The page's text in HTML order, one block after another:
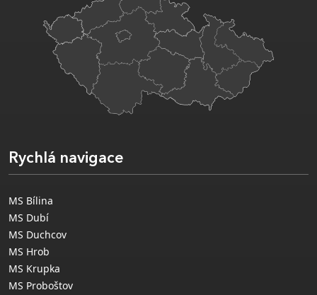
Rychlá navigace
MS Bílina
MS Dubí
MS Duchcov
MS Hrob
MS Krupka
MS Proboštov